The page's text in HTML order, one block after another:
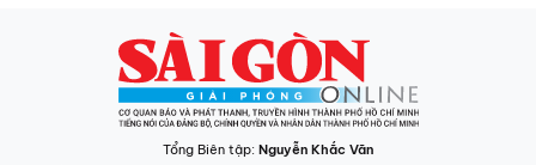
Tổng Biên tập: Nguyễn Khắc Văn